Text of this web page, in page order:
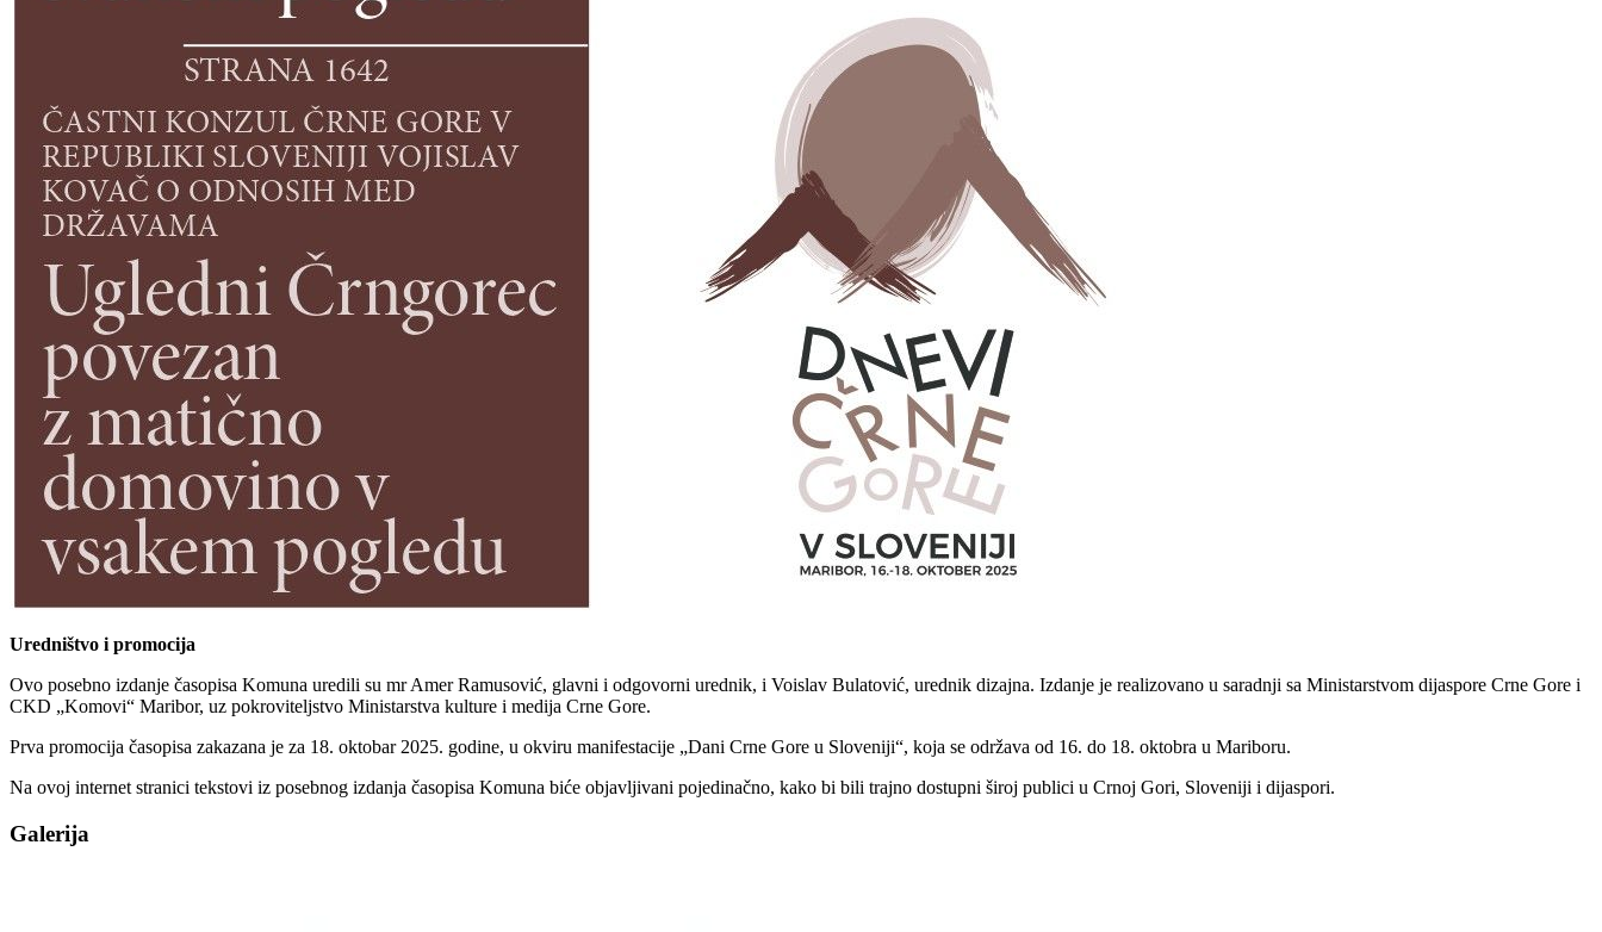
Uredništvo i promocija
Ovo posebno izdanje časopisa Komuna uredili su mr Amer Ramusović, glavni i odgovorni urednik, i Voislav Bulatović, urednik dizajna. Izdanje je realizovano u saradnji sa Ministarstvom dijaspore Crne Gore i
CKD „Komovi“ Maribor, uz pokroviteljstvo Ministarstva kulture i medija Crne Gore.
Prva promocija časopisa zakazana je za 18. oktobar 2025. godine, u okviru manifestacije „Dani Crne Gore u Sloveniji“, koja se održava od 16. do 18. oktobra u Mariboru.
Na ovoj internet stranici tekstovi iz posebnog izdanja časopisa Komuna biće objavljivani pojedinačno, kako bi bili trajno dostupni široj publici u Crnoj Gori, Sloveniji i dijaspori.
Galerija